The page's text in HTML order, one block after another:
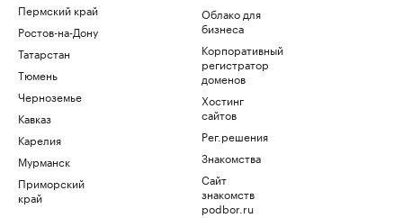
Пермский край
Ростов-на-Дону
Татарстан
Тюмень
Черноземье
Кавказ
Карелия
Мурманск
Приморский
край
Облако для
бизнеса
Корпоративный
регистратор
доменов
Хостинг
сайтов
Рег.решения
Знакомства
Сайт
знакомств
podbor.ru